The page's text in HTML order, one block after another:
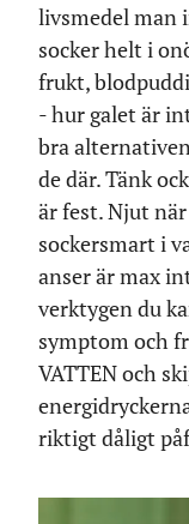
livsmedel man
socker helt i
frukt,
- hur galet är
bra
de där. Tänk
är fest. Njut
sockersmart i
anser är max
verktygen du
symptom och
VATTEN och
riktigt dåligt